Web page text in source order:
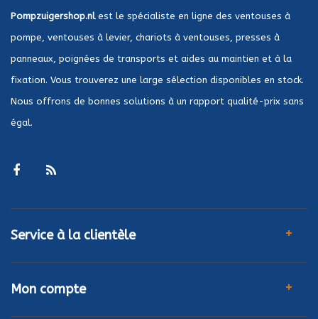
Pompzuigershop.nlest le spécialiste en ligne des ventouses à
pompe, ventouses à levier, chariots à ventouses, presses à
panneaux, poignées de transports et aides au maintien et à la
fixation. Vous trouverez une large sélection disponibles en stock.
Nous offrons de bonnes solutions à un rapport qualité-prix sans
égal.
Service à la clientèle
Mon compte